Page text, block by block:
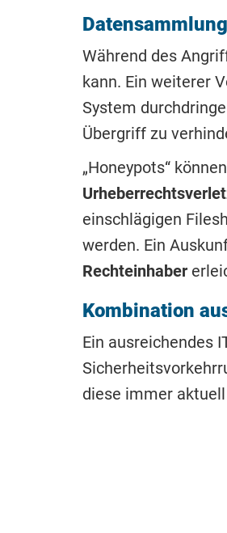
Während des
kann. Ein weiterer
System
Übergriff zu
„Honeypots“
einschlägigen
werden. Ein
Rechteinhaber
Kombination
Ein ausreichendes
diese immer